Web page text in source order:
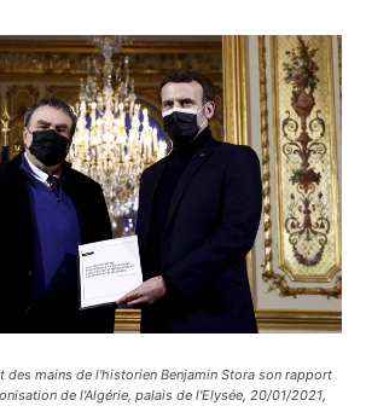
des mains de l'historien Benjamin Stora son rapport
de l'Algérie, palais de l'Elysée, 20/01/2021,